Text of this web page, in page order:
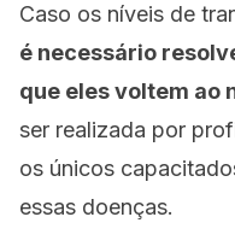
Caso os níveis de
é necessário
que eles voltem ao
ser realizada por
os únicos
essas doenças.